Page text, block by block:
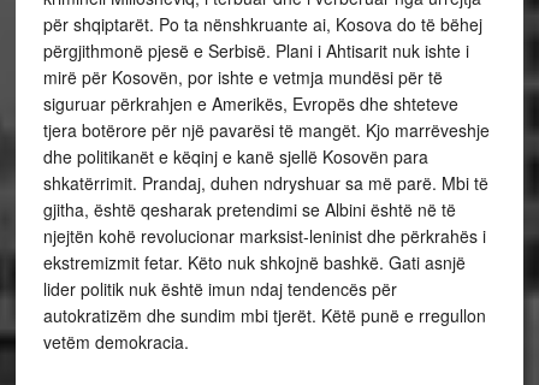
për shqiptarët. Po ta nënshkruante ai, Kosova do të bëhej
përgjithmonë pjesë e Serbisë. Plani i Ahtisarit nuk ishte i
mirë për Kosovën, por ishte e vetmja mundësi për të
siguruar përkrahjen e Amerikës, Evropës dhe shteteve
tjera botërore për një pavarësi të mangët. Kjo marrëveshje
dhe politikanët e këqinj e kanë sjellë Kosovën para
shkatërrimit. Prandaj, duhen ndryshuar sa më parë. Mbi të
gjitha, është qesharak pretendimi se Albini është në të
njejtën kohë revolucionar marksist-leninist dhe përkrahës i
ekstremizmit fetar. Këto nuk shkojnë bashkë. Gati asnjë
lider politik nuk është imun ndaj tendencës për
autokratizëm dhe sundim mbi tjerët. Këtë punë e rregullon
vetëm demokracia.